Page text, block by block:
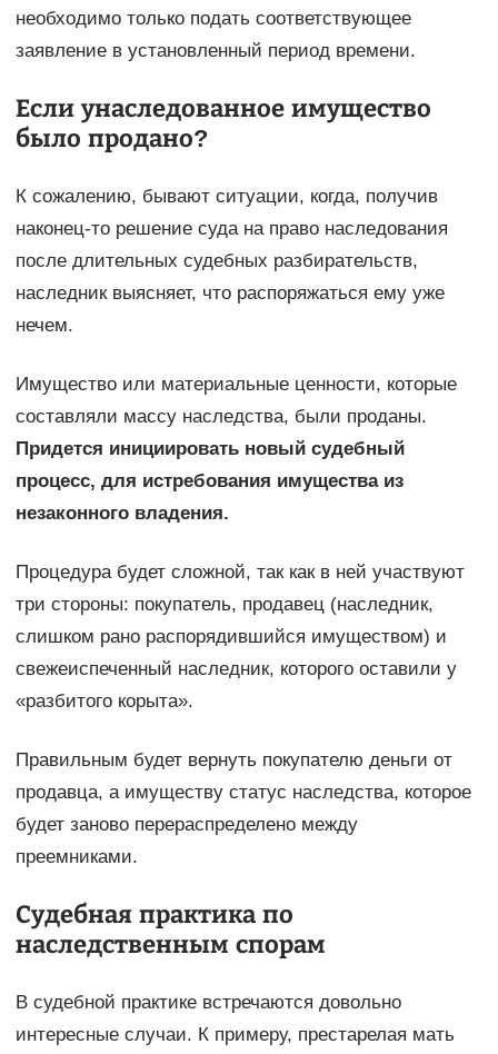
необходимо только подать соответствующее
заявление в установленный период времени.
Если унаследованное имущество
было продано?
К сожалению, бывают ситуации, когда, получив
наконец-то решение суда на право наследования
после длительных судебных разбирательств,
наследник выясняет, что распоряжаться ему уже
нечем.
Имущество или материальные ценности, которые
составляли массу наследства, были проданы.
Придется инициировать новый судебный
процесс, для истребования имущества из
незаконного владения.
Процедура будет сложной, так как в ней участвуют
три стороны: покупатель, продавец (наследник,
слишком рано распорядившийся имуществом) и
свежеиспеченный наследник, которого оставили у
«разбитого корыта».
Правильным будет вернуть покупателю деньги от
продавца, а имуществу статус наследства, которое
будет заново перераспределено между
преемниками.
Судебная практика по
наследственным спорам
В судебной практике встречаются довольно
интересные случаи. К примеру, престарелая мать